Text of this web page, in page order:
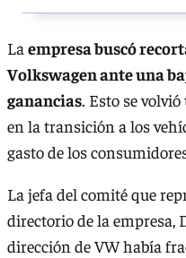
La empresa buscó
Volkswagen ante una
ganancias. Esto se
en la transición a los
gasto de los
La jefa del comité que
directorio de la empresa,
dirección de VW había